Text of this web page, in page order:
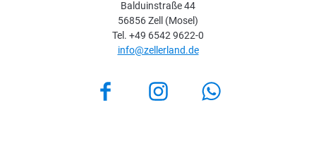
Balduinstraße 44
56856 Zell (Mosel)
Tel. +49 6542 9622-0
info@zellerland.de
FacebookInstagram